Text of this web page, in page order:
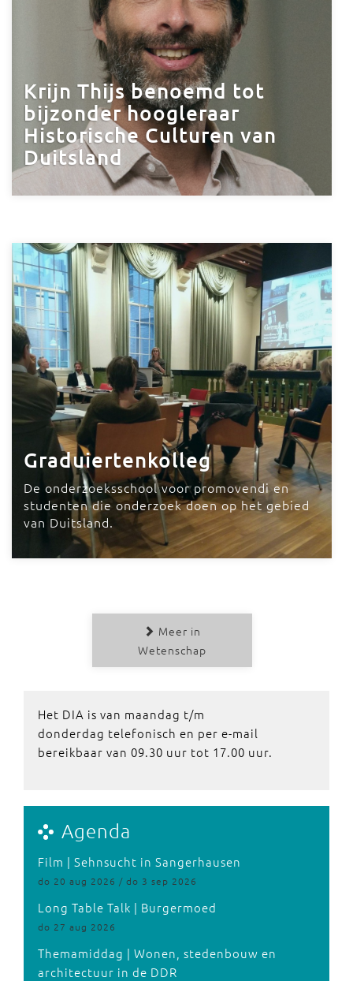
Krijn Thijs benoemd tot
bijzonder hoogleraar
Historische Culturen van
Duitsland
Graduiertenkolleg
De onderzoeksschool voor promovendi en
studenten die onderzoek doen op het gebied
van Duitsland.
Meer in
Wetenschap
Het DIA is van maandag t/m
donderdag telefonisch en per e-mail
bereikbaar van 09.30 uur tot 17.00 uur.
Agenda
Film | Sehnsucht in Sangerhausen
do 20 aug 2026 / do 3 sep 2026
Long Table Talk | Burgermoed
do 27 aug 2026
Themamiddag | Wonen, stedenbouw en
architectuur in de DDR